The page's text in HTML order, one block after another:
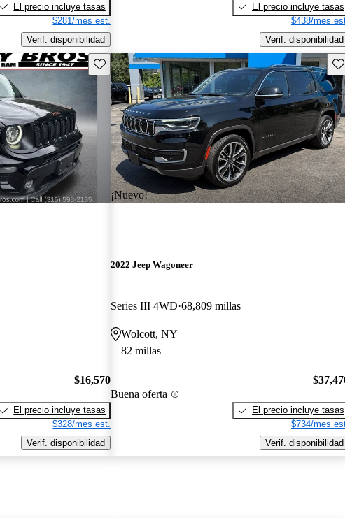
El precio incluye tasas
$281/mes est.
Verif. disponibilidad
El precio incluye tasas
$438/mes
Verif. disponibilidad
Guarda este Aviso
$16,570
El precio incluye tasas
$328/mes est.
Verif. disponibilidad
¡Nuevo!
2022 Jeep Wagoneer
Series III 4WD 68,809 millas
Wolcott, NY
82 millas
Buena oferta
El precio incluye tasas
$734/mes
Verif. disponibilidad